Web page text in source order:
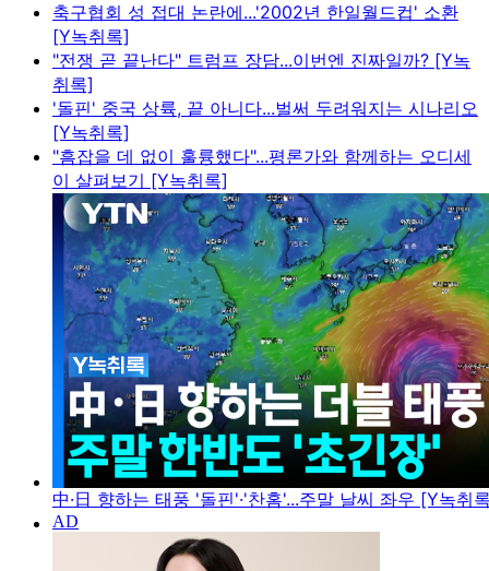
축구협회 성 접대 논란에...'2002년 한일월드컵' 소환
[Y녹취록]
"전쟁 곧 끝난다" 트럼프 장담...이번엔 진짜일까? [Y녹
취록]
'돌핀' 중국 상륙, 끝 아니다...벌써 두려워지는 시나리오
[Y녹취록]
"흠잡을 데 없이 훌륭했다"...평론가와 함께하는 오디세
이 살펴보기 [Y녹취록]
中·日 향하는 태풍 '돌핀'·'찬홈'...주말 날씨 좌우 [Y녹취